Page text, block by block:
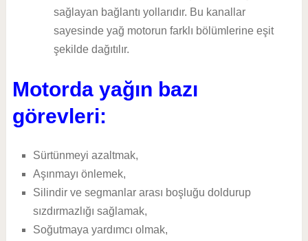
sağlayan bağlantı yollarıdır. Bu kanallar
sayesinde yağ motorun farklı bölümlerine eşit
şekilde dağıtılır.
Motorda yağın bazı
görevleri:
Sürtünmeyi azaltmak,
Aşınmayı önlemek,
Silindir ve segmanlar arası boşluğu doldurup
sızdırmazlığı sağlamak,
Soğutmaya yardımcı olmak,